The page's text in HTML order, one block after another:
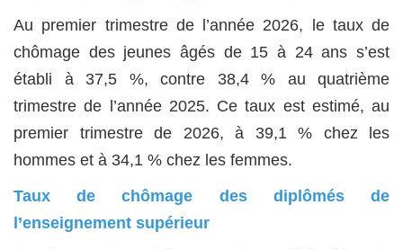
Au premier trimestre de l’année 2026, le taux de
chômage des jeunes âgés de 15 à 24 ans s’est
établi à 37,5 %, contre 38,4 % au quatrième
trimestre de l’année 2025. Ce taux est estimé, au
premier trimestre de 2026, à 39,1 % chez les
hommes et à 34,1 % chez les femmes.
Taux de chômage des diplômés de
l’enseignement supérieur